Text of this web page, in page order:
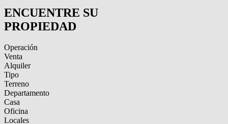
ENCUENTRE SU
PROPIEDAD
Operación
Venta
Alquiler
Tipo
Terreno
Departamento
Casa
Oficina
Locales